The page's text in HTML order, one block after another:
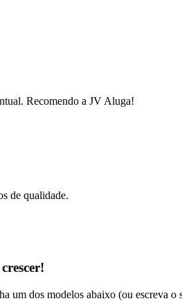
Recomendo a JV Aluga!
de qualidade.
um dos modelos abaixo (ou escreva